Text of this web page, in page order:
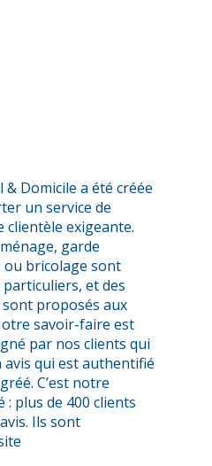
& Domicile a été créée
un service de
clientèle exigeante.
garde
ou bricolage sont
et des
sont proposés aux
savoir-faire est
par nos clients qui
qui est authentifié
C’est notre
plus de 400 clients
Ils sont